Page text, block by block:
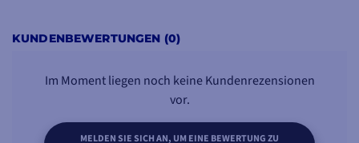
KUNDENBEWERTUNGEN (0)
Im Moment liegen noch keine Kundenrezensionen
vor.
MELDEN SIE SICH AN, UM EINE BEWERTUNG ZU